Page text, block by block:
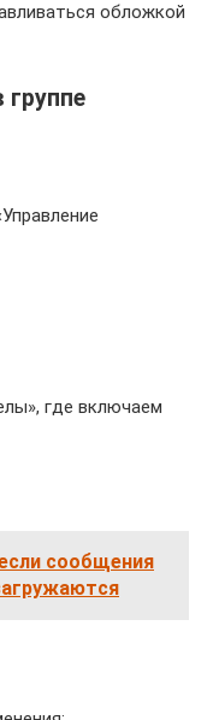
обложкой
где включаем
сообщения